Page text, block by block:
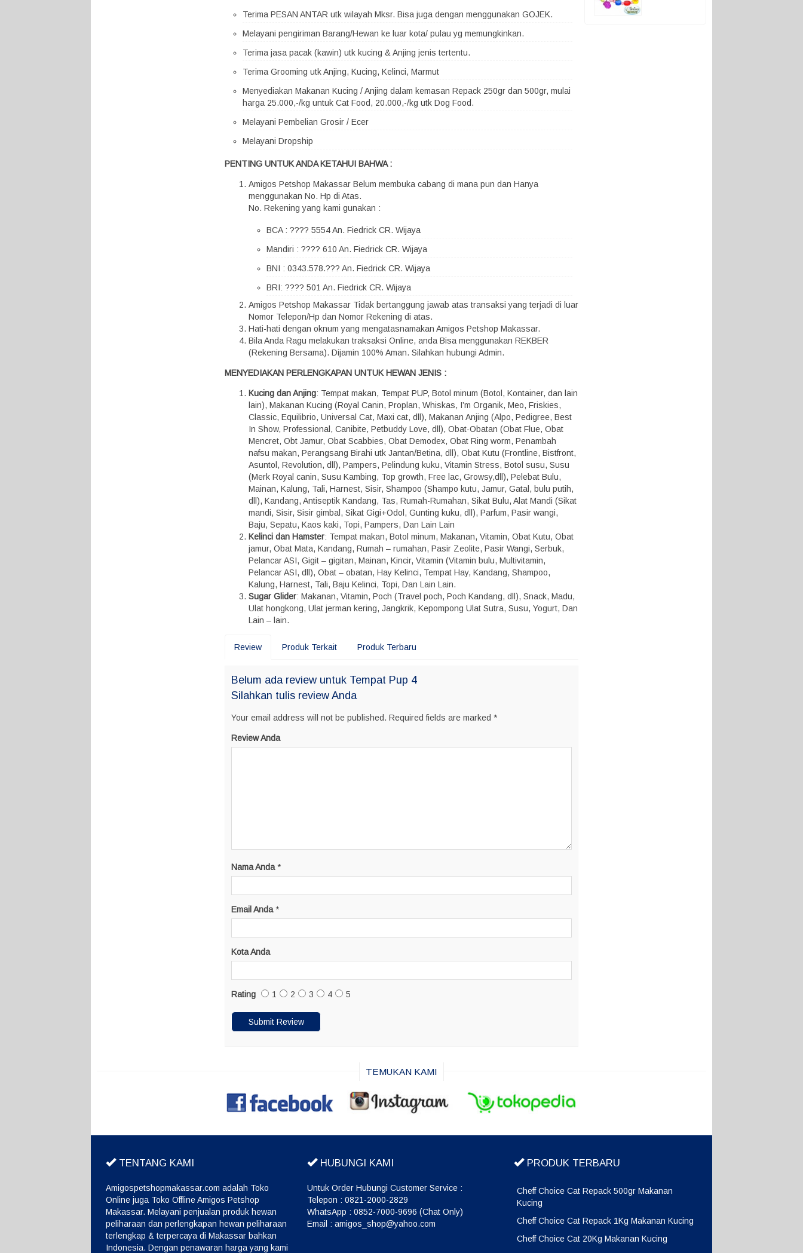
Terima PESAN ANTAR utk wilayah Mksr. Bisa juga dengan menggunakan GOJEK.
Melayani pengiriman Barang/Hewan ke luar kota/ pulau yg memungkinkan.
Terima jasa pacak (kawin) utk kucing & Anjing jenis tertentu.
Terima Grooming utk Anjing, Kucing, Kelinci, Marmut
Menyediakan Makanan Kucing / Anjing dalam kemasan Repack 250gr dan 500gr, mulai
harga 25.000,-/kg untuk Cat Food, 20.000,-/kg utk Dog Food.
Melayani Pembelian Grosir / Ecer
Melayani Dropship
PENTING UNTUK ANDA KETAHUI BAHWA :
Amigos Petshop Makassar Belum membuka cabang di mana pun dan Hanya
menggunakan No. Hp di Atas.
No. Rekening yang kami gunakan :
BCA : ???? 5554 An. Fiedrick CR. Wijaya
Mandiri : ???? 610 An. Fiedrick CR. Wijaya
BNI : 0343.578.??? An. Fiedrick CR. Wijaya
BRI: ???? 501 An. Fiedrick CR. Wijaya
Amigos Petshop Makassar Tidak bertanggung jawab atas transaksi yang terjadi di luar
Nomor Telepon/Hp dan Nomor Rekening di atas.
Hati-hati dengan oknum yang mengatasnamakan Amigos Petshop Makassar.
Bila Anda Ragu melakukan traksaksi Online, anda Bisa menggunakan REKBER
(Rekening Bersama). Dijamin 100% Aman. Silahkan hubungi Admin.
MENYEDIAKAN PERLENGKAPAN UNTUK HEWAN JENIS :
Kucing dan Anjing: Tempat makan, Tempat PUP, Botol minum (Botol, Kontainer, dan lain
lain), Makanan Kucing (Royal Canin, Proplan, Whiskas, I’m Organik, Meo, Friskies,
Classic, Equilibrio, Universal Cat, Maxi cat, dll), Makanan Anjing (Alpo, Pedigree, Best
In Show, Professional, Canibite, Petbuddy Love, dll), Obat-Obatan (Obat Flue, Obat
Mencret, Obt Jamur, Obat Scabbies, Obat Demodex, Obat Ring worm, Penambah
nafsu makan, Perangsang Birahi utk Jantan/Betina, dll), Obat Kutu (Frontline, Bistfront,
Asuntol, Revolution, dll), Pampers, Pelindung kuku, Vitamin Stress, Botol susu, Susu
(Merk Royal canin, Susu Kambing, Top growth, Free lac, Growsy,dll), Pelebat Bulu,
Mainan, Kalung, Tali, Harnest, Sisir, Shampoo (Shampo kutu, Jamur, Gatal, bulu putih,
dll), Kandang, Antiseptik Kandang, Tas, Rumah-Rumahan, Sikat Bulu, Alat Mandi (Sikat
mandi, Sisir, Sisir gimbal, Sikat Gigi+Odol, Gunting kuku, dll), Parfum, Pasir wangi,
Baju, Sepatu, Kaos kaki, Topi, Pampers, Dan Lain Lain
Kelinci dan Hamster: Tempat makan, Botol minum, Makanan, Vitamin, Obat Kutu, Obat
jamur, Obat Mata, Kandang, Rumah – rumahan, Pasir Zeolite, Pasir Wangi, Serbuk,
Pelancar ASI, Gigit – gigitan, Mainan, Kincir, Vitamin (Vitamin bulu, Multivitamin,
Pelancar ASI, dll), Obat – obatan, Hay Kelinci, Tempat Hay, Kandang, Shampoo,
Kalung, Harnest, Tali, Baju Kelinci, Topi, Dan Lain Lain.
Sugar Glider: Makanan, Vitamin, Poch (Travel poch, Poch Kandang, dll), Snack, Madu,
Ulat hongkong, Ulat jerman kering, Jangkrik, Kepompong Ulat Sutra, Susu, Yogurt, Dan
Lain – lain.
Review Produk Terkait Produk Terbaru
Belum ada review untuk Tempat Pup 4
Silahkan tulis review Anda
Your email address will not be published. Required fields are marked *
Review Anda
Nama Anda *
Email Anda *
Kota Anda
Rating 1 2 3 4 5
TEMUKAN KAMI
TENTANG KAMI
Amigospetshopmakassar.com adalah Toko
Online juga Toko Offline Amigos Petshop
Makassar. Melayani penjualan produk hewan
peliharaan dan perlengkapan hewan peliharaan
terlengkap & terpercaya di Makassar bahkan
Indonesia. Dengan penawaran harga yang kami
HUBUNGI KAMI
Untuk Order Hubungi Customer Service :
Telepon : 0821-2000-2829
WhatsApp : 0852-7000-9696 (Chat Only)
Email : amigos_shop@yahoo.com
PRODUK TERBARU
Cheff Choice Cat Repack 500gr Makanan
Kucing
Cheff Choice Cat Repack 1Kg Makanan Kucing
Cheff Choice Cat 20Kg Makanan Kucing